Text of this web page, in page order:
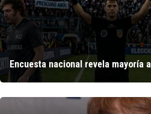
Encuesta nacional revela mayoría